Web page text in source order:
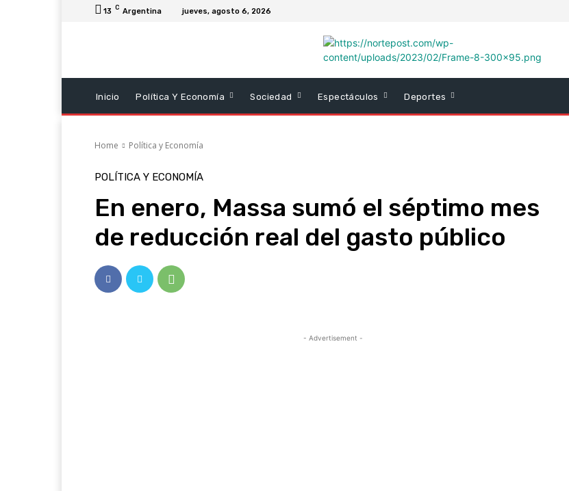
13 C Argentina jueves, agosto 6, 2026
Inicio Política Y Economía Sociedad Espectáculos Deportes
Home Política y Economía
POLÍTICA Y ECONOMÍA
En enero, Massa sumó el séptimo mes
de reducción real del gasto público
- Advertisement -